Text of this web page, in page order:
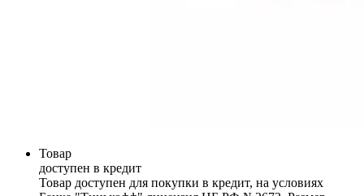
Товар
доступен в кредит
Товар доступен для покупки в кредит, на условиях